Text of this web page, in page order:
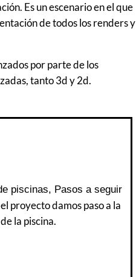
Es un escenario en el que
de todos los renders y
por parte de los
tanto 3d y 2d.
piscinas, Pasos a seguir
proyecto damos paso a la
la piscina.